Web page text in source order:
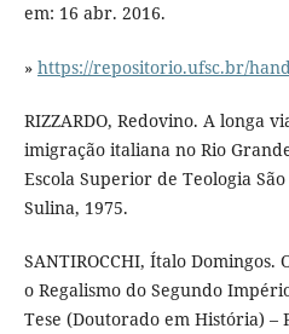
em: 16 abr. 2016.
» https://repositorio.ufsc.br/
RIZZARDO, Redovino. A longa
imigração italiana no Rio
Escola Superior de Teologia
Sulina, 1975.
SANTIROCCHI, Ítalo
o Regalismo do Segundo
Tese (Doutorado em História) –